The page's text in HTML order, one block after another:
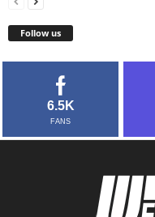
Follow us
6.5K
FANS